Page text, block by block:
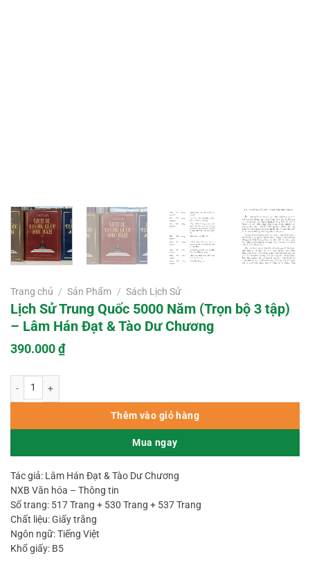
Trang chủ / Sản Phẩm / Sách Lịch Sử
Lịch Sử Trung Quốc 5000 Năm (Trọn bộ 3 tập)
– Lâm Hán Đạt & Tào Dư Chương
390.000₫
Thêm vào giỏ hàng
Mua ngay
Tác giả: Lâm Hán Đạt & Tào Dư Chương
NXB Văn hóa – Thông tin
Số trang: 517 Trang ​+ 530 Trang + 537 Trang
Chất liệu: Giấy trắng
Ngôn ngữ: Tiếng Việt
Khổ giấy: B5